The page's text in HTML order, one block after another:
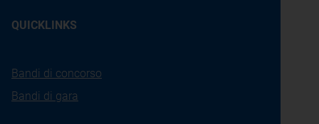
QUICKLINKS
Bandi di concorso
Bandi di gara